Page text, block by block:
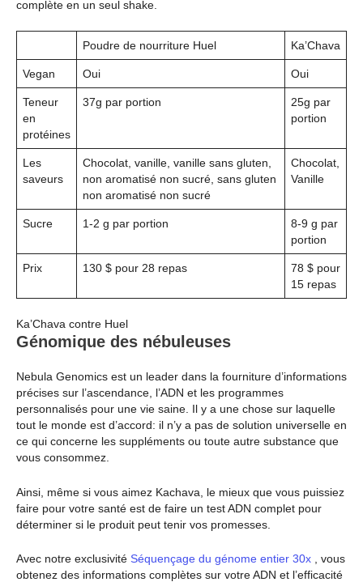
complète en un seul shake.
Poudre de nourriture Huel Ka’Chava
Vegan Oui Oui
Teneur
en
protéines
37g par portion
25g par
portion
Les
saveurs
Chocolat, vanille, vanille sans gluten,
non aromatisé non sucré, sans gluten
non aromatisé non sucré
Chocolat,
Vanille
Sucre 1-2 g par portion
8-9 g par
portion
Prix 130 $ pour 28 repas
78 $ pour
15 repas
Ka’Chava contre Huel
Génomique des nébuleuses
Nebula Genomics est un leader dans la fourniture d’informations
précises sur l’ascendance, l’ADN et les programmes
personnalisés pour une vie saine. Il y a une chose sur laquelle
tout le monde est d’accord: il n’y a pas de solution universelle en
ce qui concerne les suppléments ou toute autre substance que
vous consommez.
Ainsi, même si vous aimez Kachava, le mieux que vous puissiez
faire pour votre santé est de faire un test ADN complet pour
déterminer si le produit peut tenir vos promesses.
Avec notre exclusivité Séquençage du génome entier 30x , vous
obtenez des informations complètes sur votre ADN et l’efficacité